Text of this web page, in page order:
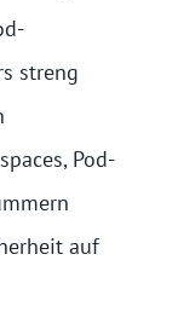
streng
Pod-
auf